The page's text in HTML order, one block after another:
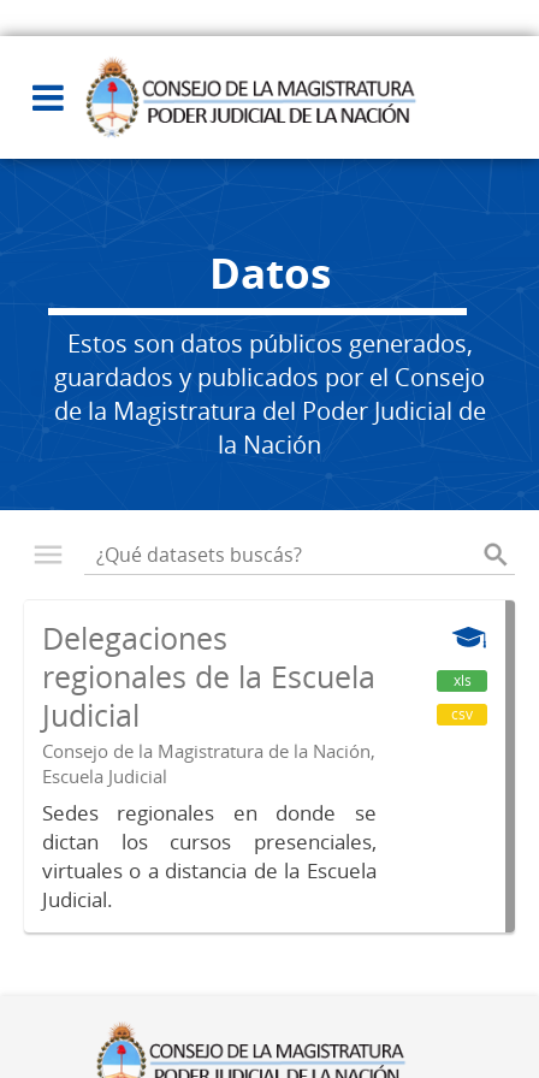
Datos
Estos son datos públicos generados,
guardados y publicados por el Consejo
de la Magistratura del Poder Judicial de
la Nación
Delegaciones
regionales de la Escuela
Judicial
Consejo de la Magistratura de la Nación,
Escuela Judicial
Sedes regionales en donde se
dictan los cursos presenciales,
virtuales o a distancia de la Escuela
Judicial.
xls
csv